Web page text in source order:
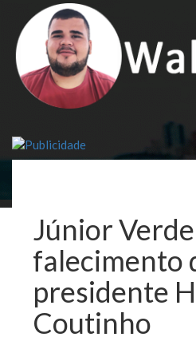
content
Júnior
falecimento
presidente
Coutinho